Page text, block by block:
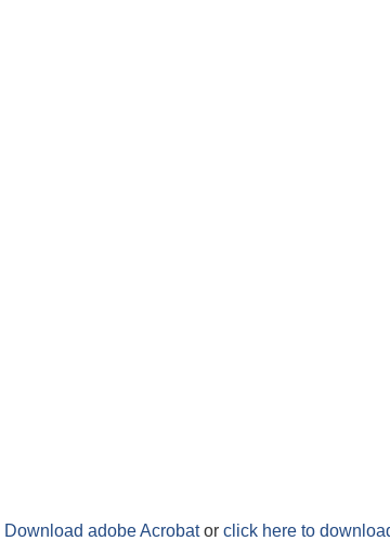
Download adobe Acrobator click here to